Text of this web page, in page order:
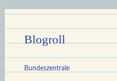
Blogroll
Bundeszentrale